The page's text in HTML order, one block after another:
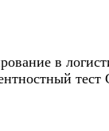
в
тест